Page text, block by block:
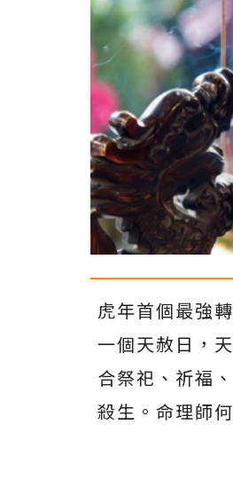
虎年首個最強
一個天赦日，
合祭祀、祈福
殺生。命理師